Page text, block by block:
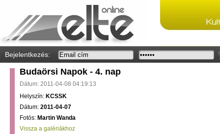
Bejelentkezés:
Budaörsi Napok - 4. nap
Dátum: 2011-04-08 04:19:13
Helyszín: KCSSK
Dátum: 2011-04-07
Fotós: Martin Wanda
Vissza a galériákhoz